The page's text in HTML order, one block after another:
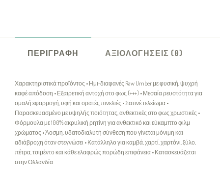
ΠΕΡΙΓΡΑΦΉ ΑΞΙΟΛΟΓΉΣΕΙΣ (0)
Χαρακτηριστικά προϊόντος • Ημι‑διαφανές Raw Umber με φυσική, ψυχρή
καφέ απόδοση • Εξαιρετική αντοχή στο φως (+++) • Μεσαία ρευστότητα για
ομαλή εφαρμογή, υφή και ορατές πινελιές • Σατινέ τελείωμα •
Παρασκευασμένο με υψηλής ποιότητας, ανθεκτικές στο φως χρωστικές •
Φόρμουλα με 100% ακρυλική ρητίνη για ανθεκτικό και εύκαμπτο φιλμ
χρώματος • Άοσμη, υδατοδιαλυτή σύνθεση που γίνεται μόνιμη και
αδιάβροχη όταν στεγνώσει • Κατάλληλο για καμβά, χαρτί, χαρτόνι, ξύλο,
πέτρα, τσιμέντο και κάθε ελαφρώς πορώδη επιφάνεια • Κατασκευάζεται
στην Ολλανδία